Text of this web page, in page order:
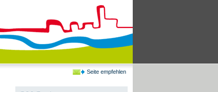
Seite empfehlen